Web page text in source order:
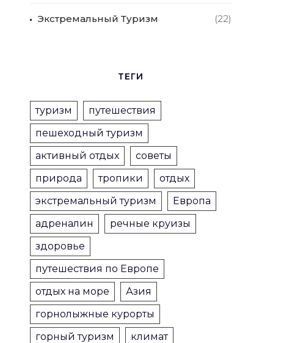
Экстремальный Туризм (22)
ТЕГИ
туризм
путешествия
пешеходный туризм
активный отдых
советы
природа
тропики
отдых
экстремальный туризм
Европа
адреналин
речные круизы
здоровье
путешествия по Европе
отдых на море
Азия
горнолыжные курорты
горный туризм
климат